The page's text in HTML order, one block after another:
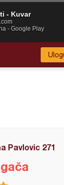
Pavlovic 271
- Kuvar
- Google Play